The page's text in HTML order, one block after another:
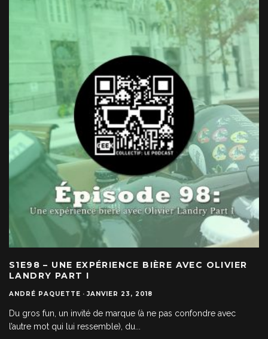
S1E98 – UNE EXPÉRIENCE BIÈRE AVEC OLIVIER
LANDRY PART I
ANDRÉ PAQUETTE · JANVIER 23, 2018
Du gros fun, un invité de marque (à ne pas confondre avec
l’autre mot qui lui ressemble), du